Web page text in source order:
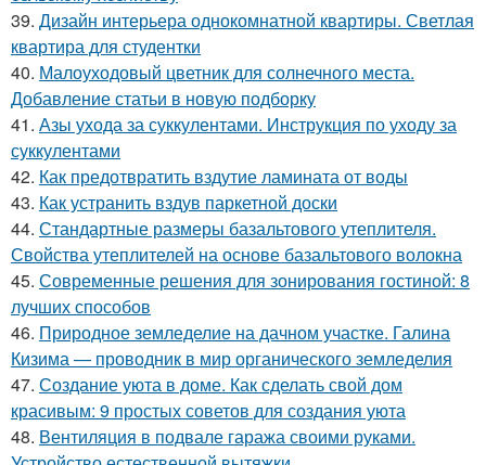
39. Дизайн интерьера однокомнатной квартиры. Светлая
квартира для студентки
40. Малоуходовый цветник для солнечного места.
Добавление статьи в новую подборку
41. Азы ухода за суккулентами. Инструкция по уходу за
суккулентами
42. Как предотвратить вздутие ламината от воды
43. Как устранить вздув паркетной доски
44. Стандартные размеры базальтового утеплителя.
Свойства утеплителей на основе базальтового волокна
45. Современные решения для зонирования гостиной: 8
лучших способов
46. Природное земледелие на дачном участке. Галина
Кизима — проводник в мир органического земледелия
47. Создание уюта в доме. Как сделать свой дом
красивым: 9 простых советов для создания уюта
48. Вентиляция в подвале гаража своими руками.